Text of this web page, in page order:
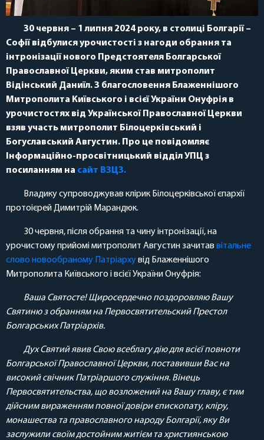
30 червня – 1 липня 2024 року, в столиці Болгарії –
Софії відбулися урочистості з нагоди обрання та
інтронізації нового Предстоятеля Болгарської
Православної Церкви, яким став митрополит
Відінський Даниїл. З благословення Блаженнішого
Митрополита Київського і всієї України Онуфрія в
урочистостях від Української Православної Церкви
взяв участь митрополит Білоцерківський і
Богуславський Августин. Про це повідомляє
Інформаційно-просвітницький відділ УПЦ з
посиланням на сайт ВЗЦЗ.
Владику супроводжував клірик Білоцерківської єпархії
протоієрей Димитрій Марандюк.
30 червня, після обрання та чину інтронізації, на
урочистому прийомі митрополит Августин зачитав вітальне
слово новообраному Патріархувід Блаженнішого
Митрополита Київського і всієї України Онуфрія:
Ваша Святосте! Щиросердечно поздоровляю Вашу
Святиню з обранням на Первосвятительский Престол
Болгарських Патріархів.
Дух Святий явив Свою всеблагу дію для всієї повноти
Болгарської Православної Церкви, поставивши Вас на
високий свічник Патріаршого служіння. Вінець
Первосвятительства, що возложений на Вашу главу, є тим
дійсним вираженням повної довіри єпископату, кліру,
монашества та православного народу Болгарії, яку Ви
заслужили своїм достойним житієм та християнською